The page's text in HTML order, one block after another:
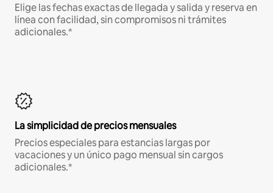
Elige las fechas exactas de llegada y salida y reserva en
línea con facilidad, sin compromisos ni trámites
adicionales.*
La simplicidad de precios mensuales
Precios especiales para estancias largas por
vacaciones y un único pago mensual sin cargos
adicionales.*